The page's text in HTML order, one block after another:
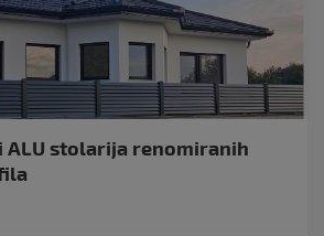
ALU stolarija renomiranih